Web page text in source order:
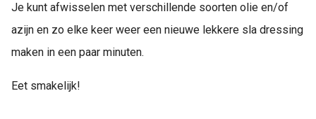
Je kunt afwisselen met verschillende soorten olie en/of
azijn en zo elke keer weer een nieuwe lekkere sla dressing
maken in een paar minuten.
Eet smakelijk!